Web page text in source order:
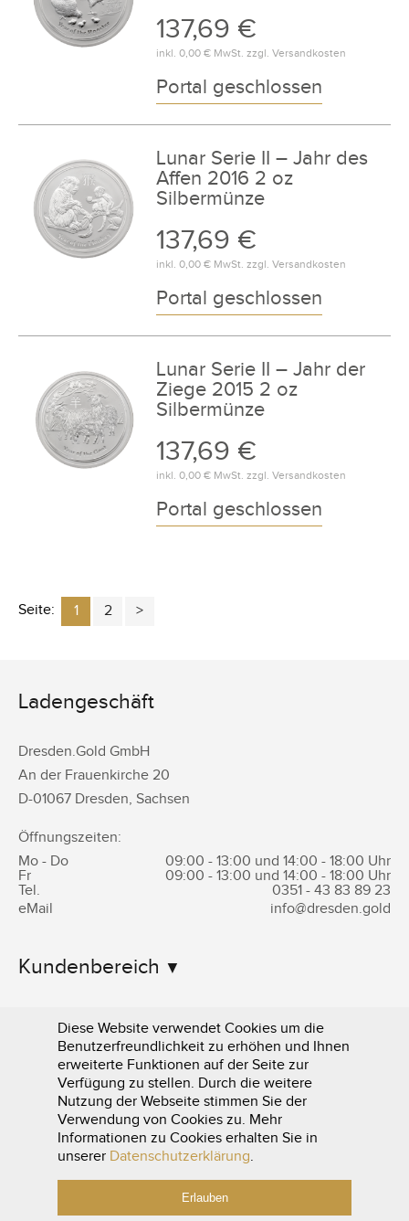
137,69 €
inkl. 0,00 €MwSt. zzgl. Versandkosten
Portal geschlossen
Lunar Serie II – Jahr des
Affen 2016 2 oz
Silbermünze
137,69 €
inkl. 0,00 €MwSt. zzgl. Versandkosten
Portal geschlossen
Lunar Serie II – Jahr der
Ziege 2015 2 oz
Silbermünze
137,69 €
inkl. 0,00 €MwSt. zzgl. Versandkosten
Portal geschlossen
Seite: 1 2
Ladengeschäft
Dresden.Gold GmbH
An der Frauenkirche 20
D-01067 Dresden, Sachsen
Öffnungszeiten:
Mo - Do
09:00 - 13:00 und 14:00 - 18:00 Uhr
Fr
09:00 - 13:00 und 14:00 - 18:00 Uhr
Tel.
0351 - 43 83 89 23
eMail
info@dresden.gold
Kundenbereich
Informationen
0351 - 43 83 89 23
Diese Website verwendet Cookies um die
Benutzerfreundlichkeit zu erhöhen und Ihnen
erweiterte Funktionen auf der Seite zur
Verfügung zu stellen. Durch die weitere
Nutzung der Webseite stimmen Sie der
Verwendung von Cookies zu. Mehr
Informationen zu Cookies erhalten Sie in
unserer Datenschutzerklärung.
Erlauben